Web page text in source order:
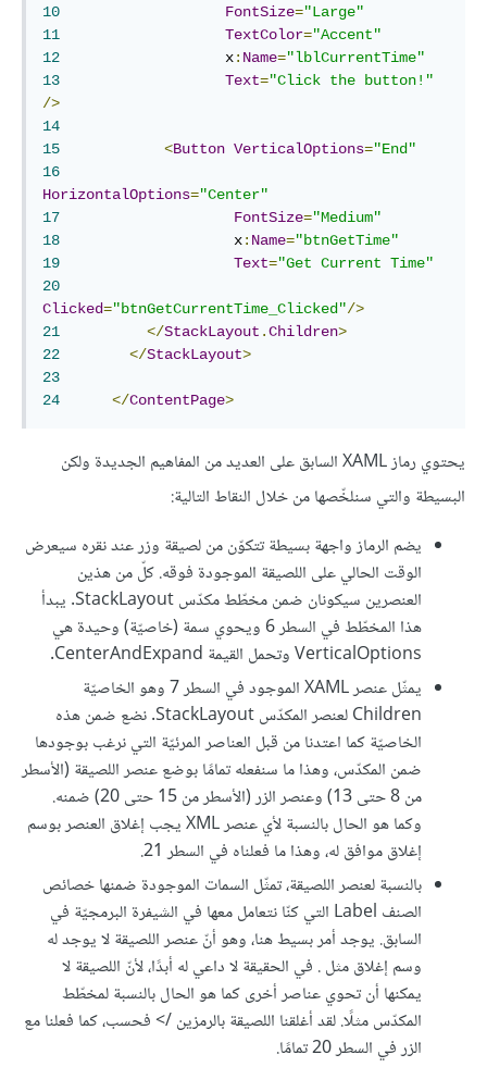
10
FontSize="Large"
11
TextColor="Accent"
12
	             x
: Name="lblCurrentTime"
13
Text="Click the button!"
/>
14
15
<Button VerticalOptions="End"
16
HorizontalOptions="Center"
17
FontSize="Medium"
18
	              x
: Name="btnGetTime"
19
Text="Get Current Time"
20
Clicked="btnGetCurrentTime_Clicked"/>
21
</StackLayout .Children>
22
</StackLayout>
23
24
</ContentPage>
يحتوي رماز XAML السابق على العديد من المفاهيم الجديدة ولكن
البسيطة والتي سنلخّصها من خلال النقاط التالية:
يضم الرماز واجهة بسيطة تتكوّن من لصيقة وزر عند نقره سيعرض
الوقت الحالي على اللصيقة الموجودة فوقه. كلّ من هذين
العنصرين سيكونان ضمن مخطّط مكدّس StackLayout. يبدأ
هذا المخطّط في السطر 6 ويحوي سمة (خاصيّة) وحيدة هي
VerticalOptions وتحمل القيمة CenterAndExpand.
يمثّل عنصر XAML الموجود في السطر 7 وهو
الخاصيّة
Children لعنصر المكدّس StackLayout. نضع ضمن هذه
الخاصيّة كما اعتدنا من قبل العناصر المرئيّة التي نرغب بوجودها
ضمن المكدّس، وهذا ما سنفعله تمامًا بوضع عنصر اللصيقة (الأسطر
من 8 حتى 13) وعنصر الزر (الأسطر من 15 حتى 20) ضمنه.
وكما هو الحال بالنسبة لأي عنصر XML يجب إغلاق العنصر
بوسم
إغلاقموافق له، وهذا ما فعلناه في السطر 21.
بالنسبة لعنصر اللصيقة، تمثّل السمات الموجودة ضمنها خصائص
الصنف Label التي كنّا نتعامل معها في الشيفرة البرمجيّة في
السابق. يوجد أمر بسيط هنا، وهو أنّ عنصر اللصيقة لا يوجد له
وسم إغلاق مثل . في الحقيقة لا داعي له أبدًا، لأنّ اللصيقة لا
يمكنها أن تحوي عناصر أخرى كما هو الحال بالنسبة لمخطّط
المكدّس مثلًا. لقد أغلقنا اللصيقة بالرمزين /> فحسب، كما فعلنا مع
الزر في السطر 20 تمامًا.